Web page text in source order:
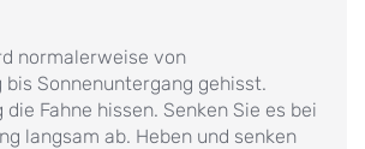
normalerweise von
bis Sonnenuntergang gehisst.
die Fahne hissen. Senken Sie es bei
langsam ab. Heben und senken